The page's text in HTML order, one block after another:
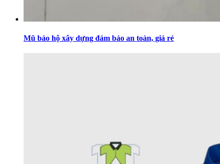
Mũ bảo hộ xây dựng đảm bảo an toàn, giá rẻ